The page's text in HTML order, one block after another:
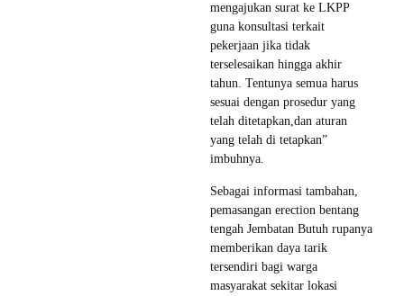
mengajukan surat ke LKPP
guna konsultasi terkait
pekerjaan jika tidak
terselesaikan hingga akhir
tahun. Tentunya semua harus
sesuai dengan prosedur yang
telah ditetapkan,dan aturan
yang telah di tetapkan”
imbuhnya.
Sebagai informasi tambahan,
pemasangan erection bentang
tengah Jembatan Butuh rupanya
memberikan daya tarik
tersendiri bagi warga
masyarakat sekitar lokasi